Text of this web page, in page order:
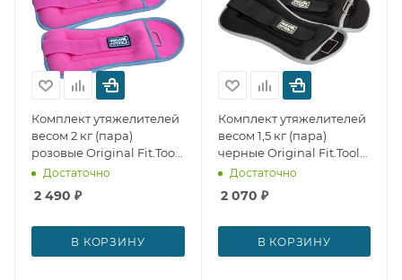
Комплект утяжелителей
весом 2 кг (пара)
розовые Original Fit.Tools
№ 29314
Достаточно
2 490 ₽
В КОРЗИНУ
Комплект утяжелителей
весом 1,5 кг (пара)
черные Original Fit.Tools
№ 29313
Достаточно
2 070 ₽
В КОРЗИНУ